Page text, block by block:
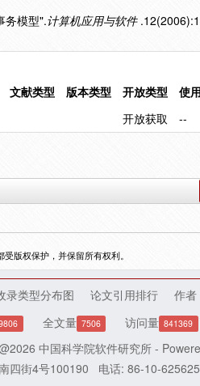
务模型".计算机应用与软件
文献类型 版本类型 开放类型
使
开放获取 --
版权保护，并保留所有权利。
录类型分布图 论文引用排行 作者
全文量 7506 访问量 841369
中国科学院软件研究所 -
四街4号100190
电话: 86-10-